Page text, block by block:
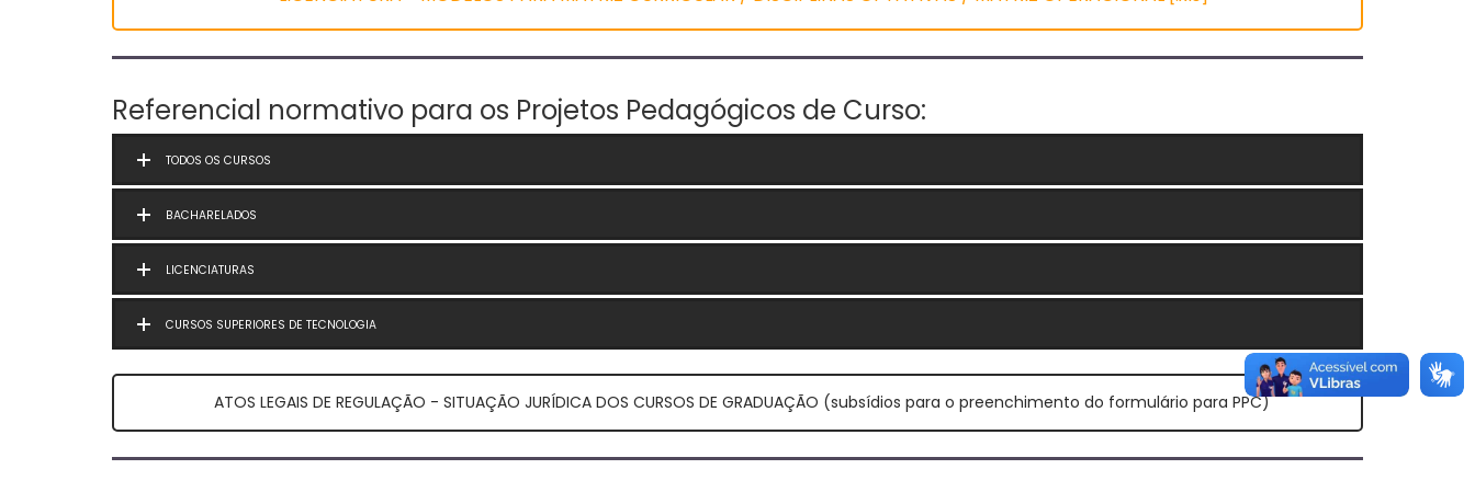
Referencial normativo para os Projetos Pedagógicos de Curso:
TODOS OS CURSOS
BACHARELADOS
LICENCIATURAS
CURSOS SUPERIORES DE TECNOLOGIA
ATOS LEGAIS DE REGULAÇÃO - SITUAÇÃO JURÍDICA DOS CURSOS DE GRADUAÇÃO (subsídios para o preenchimento do formulário para PPC)